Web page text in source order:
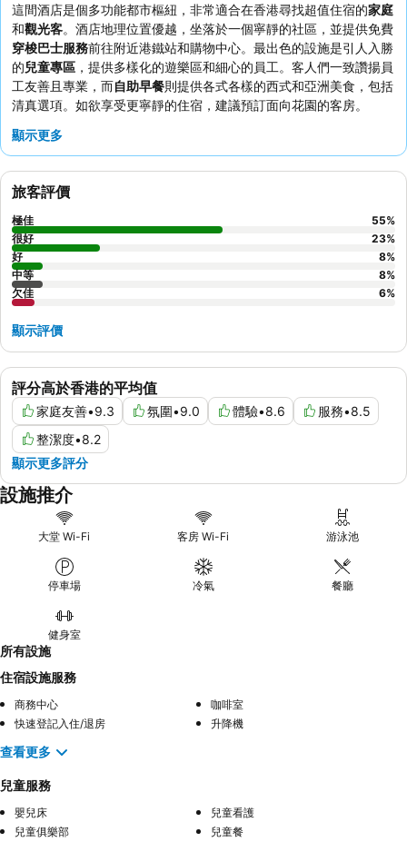
這間酒店是個多功能都市樞紐，非常適合在香港尋找超值住宿的家庭
和觀光客。酒店地理位置優越，坐落於一個寧靜的社區，並提供免費
穿梭巴士服務前往附近港鐵站和購物中心。最出色的設施是引人入勝
的兒童專區 ，提供多樣化的遊樂區和細心的員工。客人們一致讚揚員
工友善且專業，而自助早餐則提供各式各樣的西式和亞洲美食，包括
清真選項。如欲享受更寧靜的住宿，建議預訂面向花園的客房。
顯示更多
評分高於香港的平均值
家庭友善•9.3 氛圍•9.0 體驗•8.6 服務•8.5
整潔度•8.2
顯示更多評分
旅客評價
極佳 55%
很好
23%
好
8%
中等
8%
欠佳
6%
顯示評價
設施推介
大堂 Wi-Fi 客房 Wi-Fi 游泳池
停車場 冷氣 餐廳
健身室
所有設施
住宿設施服務
商務中心
咖啡室
快速登記入住/退房
升降機
查看更多
兒童服務
嬰兒床
兒童看護
兒童俱樂部
兒童餐